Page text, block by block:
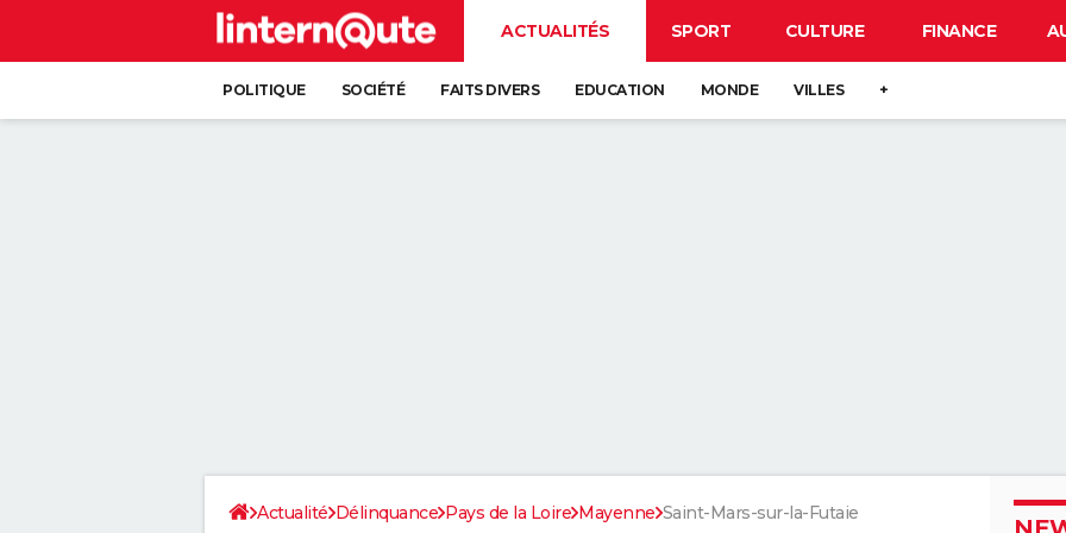
ACTUALITÉS SPORT CULTURE FINANCE
POLITIQUE SOCIÉTÉ FAITS DIVERS EDUCATION MONDE VILLES +
Actualité Délinquance Pays de la Loire Mayenne Saint-Mars-sur-la-Futaie